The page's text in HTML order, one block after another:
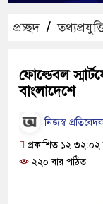
প্রচ্ছদ/
ফোল্ডেবল
বাংলাদেশে
নিজস্ব
প্রকাশিত
২২০ বার পঠিত